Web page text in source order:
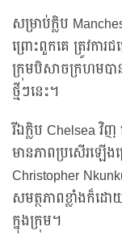
សម្រាប់ក្លិប
ព្រោះពួកគេ ត្រូវការ
ក្រុមបិសាចក្រហមបា
ថ្មីៗនេះ។
រីឯក្លិប Chelsea វិ
មានភាពប្រសើរឡើ
Christopher
សមត្ថភាពខ្លាំងក៏ដោ
ក្នុងក្រុម។